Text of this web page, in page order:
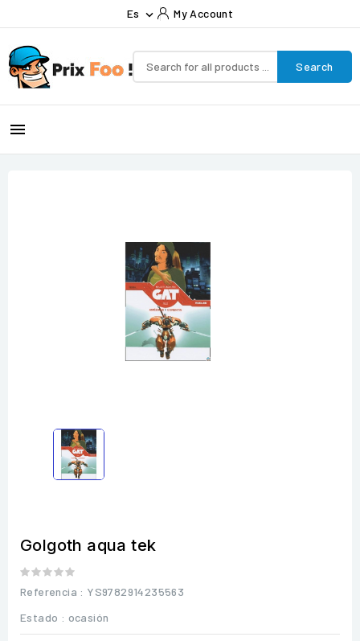
Es  My Account
Search

Golgoth aqua tek
Referencia : YS9782914235563
Estado : ocasión